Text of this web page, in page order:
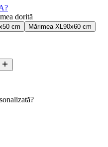
dorită
cm Mărimea XL 90x60 cm